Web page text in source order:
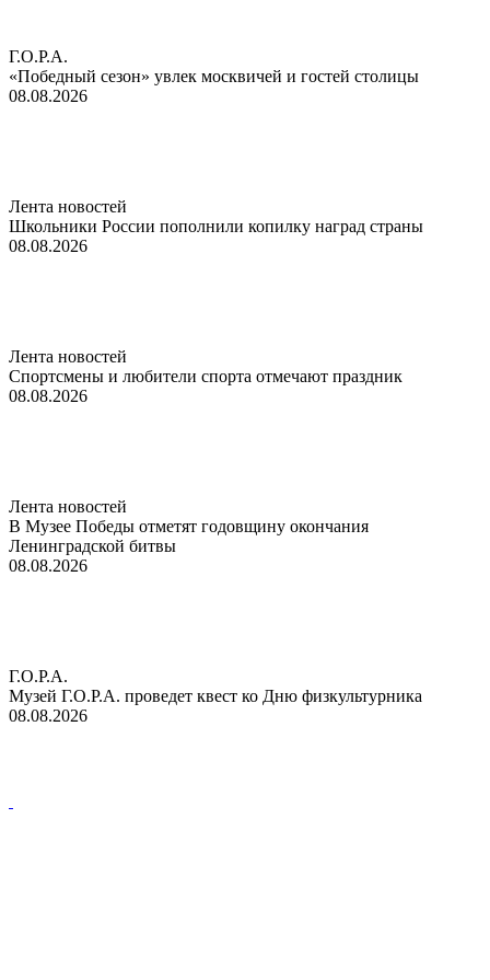
Г.О.Р.А.
«Победный сезон» увлек москвичей и гостей столицы
08.08.2026
Лента новостей
Школьники России пополнили копилку наград страны
08.08.2026
Лента новостей
Спортсмены и любители спорта отмечают праздник
08.08.2026
Лента новостей
В Музее Победы отметят годовщину окончания
Ленинградской битвы
08.08.2026
Г.О.Р.А.
Музей Г.О.Р.А. проведет квест ко Дню физкультурника
08.08.2026